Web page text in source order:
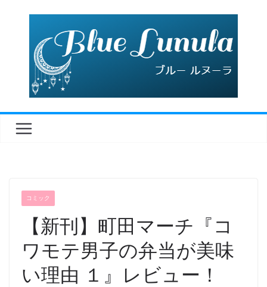
コミック
【新刊】町田マーチ『コ
ワモテ男子の弁当が美味
い理由 １』レビュー！